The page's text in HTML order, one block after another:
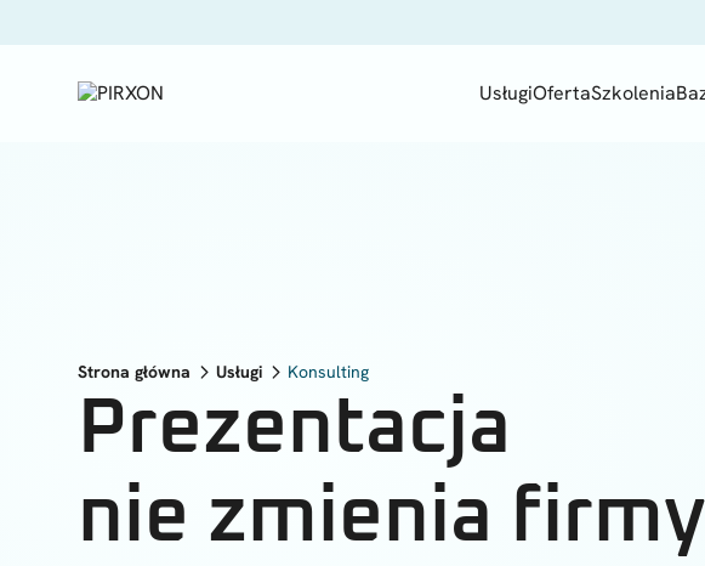
UsługiOfertaSzkolenia
Strona główna Usługi Konsulting
Prezentacja
nie zmienia